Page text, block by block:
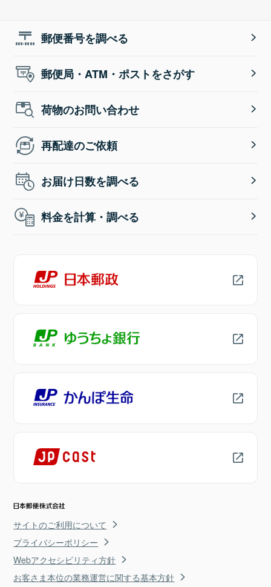
郵便番号を調べる
郵便局・ATM・ポストをさがす
荷物のお問い合わせ
再配達のご依頼
お届け日数を調べる
料金を計算・調べる
サイトのご利用について
プライバシーポリシー
Webアクセシビリティ方針
お客さま本位の業務運営に関する基本方針